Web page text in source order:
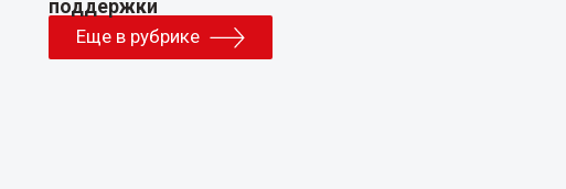
Еще в рубрике